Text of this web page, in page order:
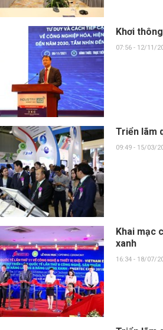
Khơi
07:56 - 12/11/
Triển lãm
09:49 - 15/03/
Khai mạc
xanh
16:34 - 18/07/